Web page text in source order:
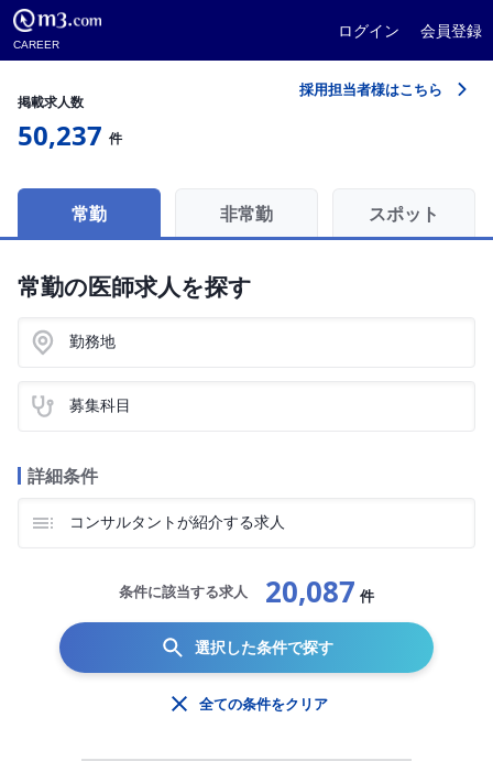
CAREER
ログイン 会員登録
掲載求人数
50,237 件
採用担当者様はこちら
常勤 非常勤 スポット
常勤の医師求人を探す
勤務地
募集科目
詳細条件
コンサルタントが紹介する求人
条件に該当する求人 20,087 件
選択した条件で探す
全ての条件をクリア